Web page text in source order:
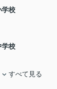
学校
学校
すべて見る